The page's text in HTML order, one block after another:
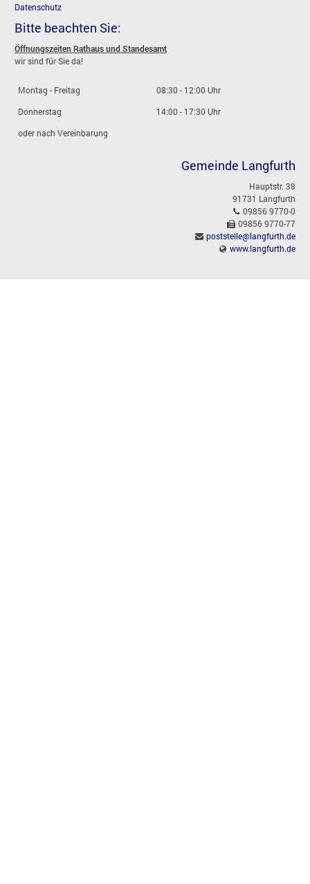
Datenschutz
Bitte beachten Sie:
Öffnungszeiten Rathaus und Standesamt
wir sind für Sie da!
Montag - Freitag
08:30 - 12:00 Uhr
Donnerstag
14:00 - 17:30 Uhr
oder nach Vereinbarung
Gemeinde Langfurth
Hauptstr. 38
91731 Langfurth
09856 9770-0
09856 9770-77
poststelle@langfurth.de
www.langfurth.de